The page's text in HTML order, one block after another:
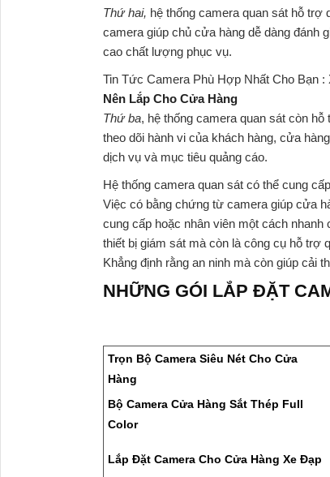
Thứ hai, hệ thống camera quan sát hỗ trợ
camera giúp chủ cửa hàng dễ dàng đánh
cao chất lượng phục vụ.
Tin Tức Camera Phù Hợp Nhất Cho Bạn
Nên Lắp Cho Cửa Hàng
Thứ ba, hệ thống camera quan sát còn
theo dõi hành vi của khách hàng, cửa
dịch vụ và mục tiêu quảng cáo.
Hệ thống camera quan sát có thể cung
Việc có bằng chứng từ camera giúp cửa
cung cấp hoặc nhân viên một cách
thiết bị giám sát mà còn là công cụ hỗ trợ
Khẳng định rằng an ninh mà còn giúp cải
NHỮNG GÓI LẮP ĐẶT
Trọn Bộ Camera Siêu Nét Cho Cửa
Hàng
Bộ Camera Cửa Hàng Sắt Thép Full
Color
Lắp Đặt Camera Cho Cửa Hàng Xe Đạp